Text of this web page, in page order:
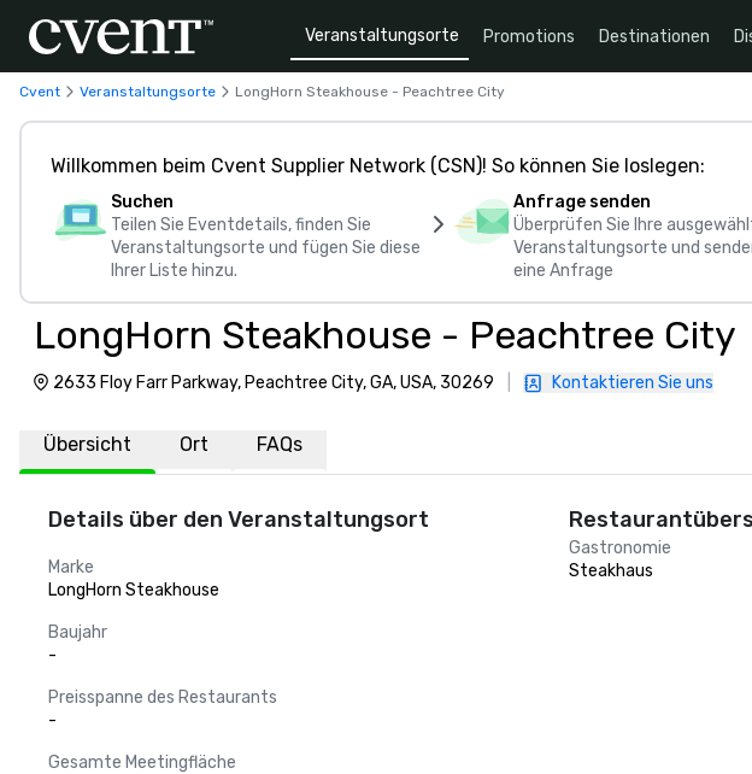
Veranstaltungsorte Promotions Destinationen
Cvent Veranstaltungsorte LongHorn Steakhouse - Peachtree City
Willkommen beim Cvent Supplier Network (CSN)! So können Sie loslegen:
Suchen
Teilen Sie Eventdetails, finden Sie
Veranstaltungsorte und fügen Sie diese
Ihrer Liste hinzu.
Anfrage senden
Überprüfen Sie Ihre
Veranstaltungsorte und
eine Anfrage
LongHorn Steakhouse - Peachtree City
2633 Floy Farr Parkway, Peachtree City, GA, USA, 30269 Kontaktieren Sie uns
Übersicht Ort FAQs
Details über den Veranstaltungsort
Marke
LongHorn Steakhouse
Baujahr
-
Preisspanne des Restaurants
-
Gesamte Meetingfläche
Gastronomie
Steakhaus